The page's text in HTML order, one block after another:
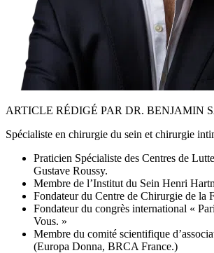
ARTICLE RÉDIGÉ PAR DR. BENJAMIN
Spécialiste en chirurgie du sein et chirurgie
Praticien Spécialiste des Centres de
Gustave Roussy.
Membre de l’Institut du Sein Henri
Fondateur du Centre de Chirurgie de la
Fondateur du congrès international «
Vous. »
Membre du comité scientifique
(Europa Donna, BRCA France.)